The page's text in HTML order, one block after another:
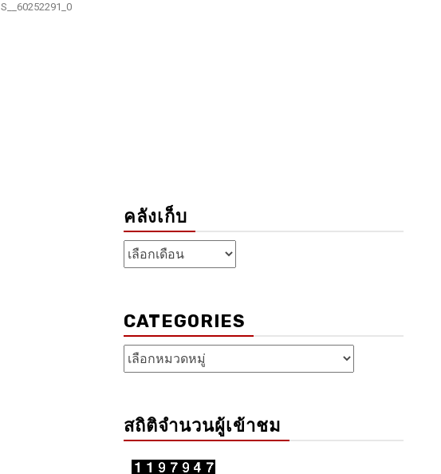
S__60252291_0
คลังเก็บ
คลัง
เก็บ
CATEGORIES
Categories
สถิติจำนวนผู้เข้าชม